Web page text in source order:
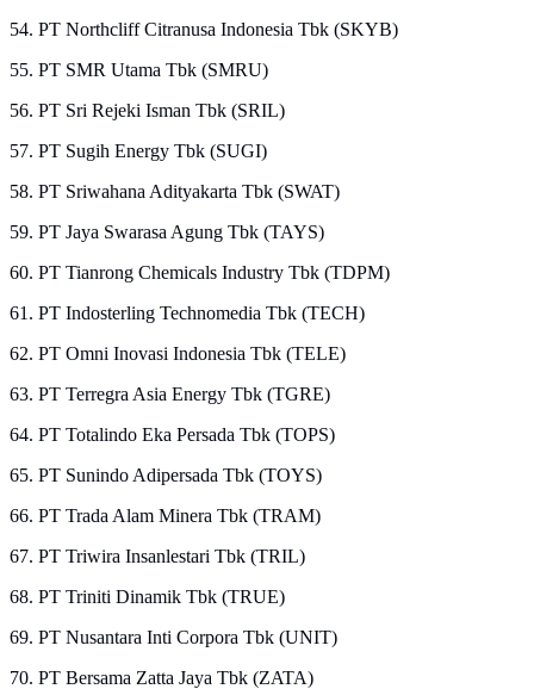
54. PT Northcliff Citranusa Indonesia Tbk (SKYB)
55. PT SMR Utama Tbk (SMRU)
56. PT Sri Rejeki Isman Tbk (SRIL)
57. PT Sugih Energy Tbk (SUGI)
58. PT Sriwahana Adityakarta Tbk (SWAT)
59. PT Jaya Swarasa Agung Tbk (TAYS)
60. PT Tianrong Chemicals Industry Tbk (TDPM)
61. PT Indosterling Technomedia Tbk (TECH)
62. PT Omni Inovasi Indonesia Tbk (TELE)
63. PT Terregra Asia Energy Tbk (TGRE)
64. PT Totalindo Eka Persada Tbk (TOPS)
65. PT Sunindo Adipersada Tbk (TOYS)
66. PT Trada Alam Minera Tbk (TRAM)
67. PT Triwira Insanlestari Tbk (TRIL)
68. PT Triniti Dinamik Tbk (TRUE)
69. PT Nusantara Inti Corpora Tbk (UNIT)
70. PT Bersama Zatta Jaya Tbk (ZATA)